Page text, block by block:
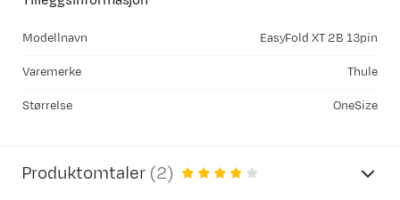
Modellnavn EasyFold XT 2B 13pin
Varemerke Thule
Størrelse OneSize
Produktomtaler (2)